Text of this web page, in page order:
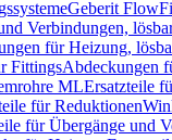
Geberit
Verbindungen,
für Heizung,
FittingsAbdeckungen
MLErsatzteile
für Reduktionen
für Übergänge und